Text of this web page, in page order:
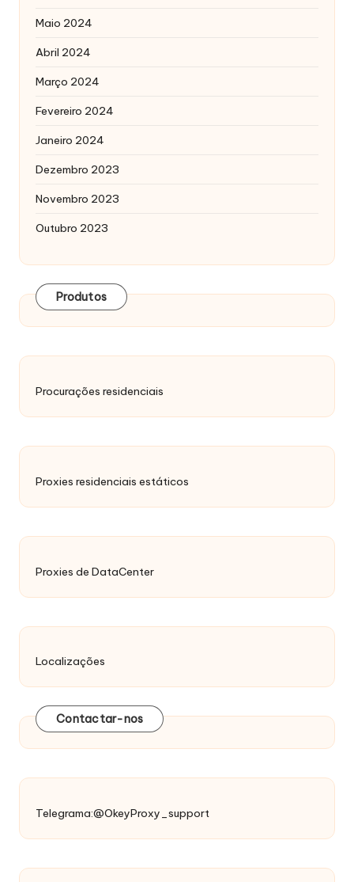
Maio 2024
Abril 2024
Março 2024
Fevereiro 2024
Janeiro 2024
Dezembro 2023
Novembro 2023
Outubro 2023
Produtos
Procurações residenciais
Proxies residenciais estáticos
Proxies de DataCenter
Localizações
Contactar-nos
Telegrama:@OkeyProxy_support